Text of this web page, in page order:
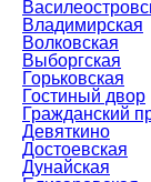
Владимирская
Волковская
Выборгская
Горьковская
Гостиный двор
Гражданский
Девяткино
Достоевская
Дунайская